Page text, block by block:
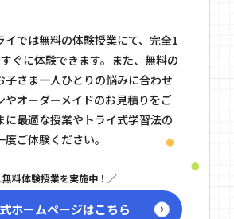
イでは無料の体験授業にて、完全1
ぐに体験できます。また、無料の
子さま一人ひとりの悩みに合わせ
やオーダーメイドのお見積りをご
に最適な授業やトライ式学習法の
ご体験ください。
無料体験授業を実施中！
ホームページはこちら